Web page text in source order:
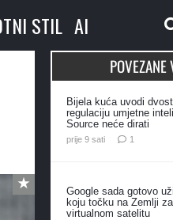
STIL AI
POVEZANE
Bijela kuća uvodi
regulaciju umjetne
Source neće dirati
prije 9 sati 1
Google sada gotovo
koju točku na Zemlji
virtualnom satelitu